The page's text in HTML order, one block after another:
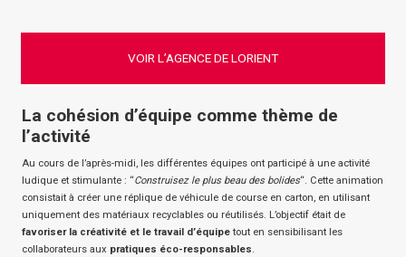
VOIR L’AGENCE DE LORIENT
La cohésion d’équipe comme thème de
l’activité
Au cours de l’après-midi, les différentes équipes ont participé à une activité
ludique et stimulante : “Construisez le plus beau des bolides“. Cette animation
consistait à créer une réplique de véhicule de course en carton, en utilisant
uniquement des matériaux recyclables ou réutilisés. L’objectif était de
favoriser la créativité et le travail d’équipetout en sensibilisant les
collaborateurs aux pratiques éco-responsables.